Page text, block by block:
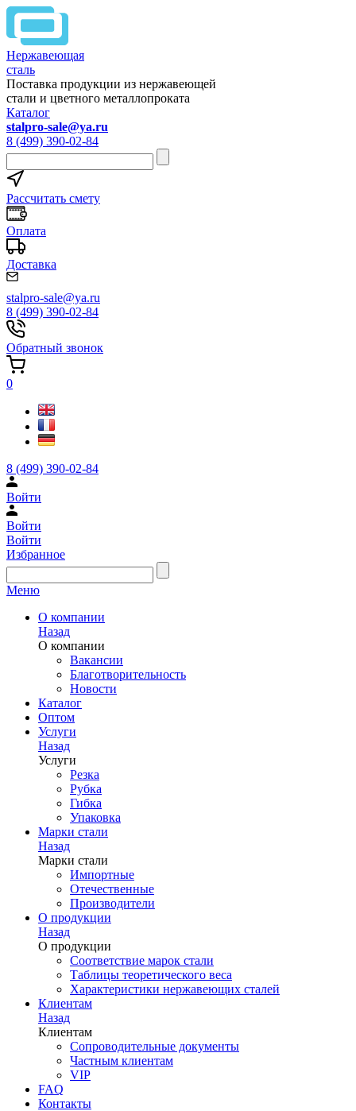
Нержавеющая
сталь
Поставка продукции из нержавеющей
стали и цветного металлопроката
Каталог
stalpro-sale@ya.ru
8 (499) 390-02-84
Рассчитать смету
Оплата
Доставка
stalpro-sale@ya.ru
8 (499) 390-02-84
Обратный звонок
0
8 (499) 390-02-84
Войти
Войти
Войти
Избранное
Меню
О компании
Назад
О компании
Вакансии
Благотворительность
Новости
Каталог
Оптом
Услуги
Назад
Услуги
Резка
Рубка
Гибка
Упаковка
Марки стали
Назад
Марки стали
Импортные
Отечественные
Производители
О продукции
Назад
О продукции
Соответствие марок стали
Таблицы теоретического веса
Характеристики нержавеющих сталей
Клиентам
Назад
Клиентам
Сопроводительные документы
Частным клиентам
VIP
FAQ
Контакты